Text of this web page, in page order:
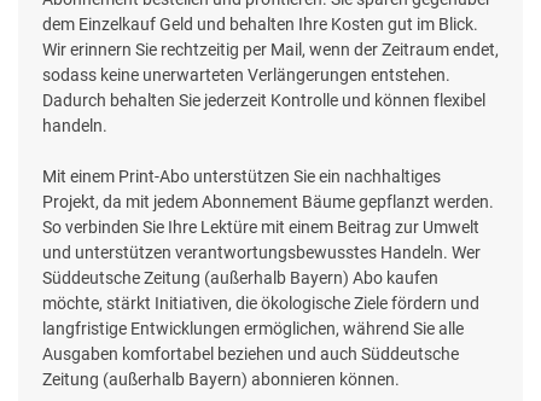
dem Einzelkauf Geld und behalten Ihre Kosten gut im Blick.
Wir erinnern Sie rechtzeitig per Mail, wenn der Zeitraum endet,
sodass keine unerwarteten Verlängerungen entstehen.
Dadurch behalten Sie jederzeit Kontrolle und können flexibel
handeln.
Mit einem Print-Abo unterstützen Sie ein nachhaltiges
Projekt, da mit jedem Abonnement Bäume gepflanzt werden.
So verbinden Sie Ihre Lektüre mit einem Beitrag zur Umwelt
und unterstützen verantwortungsbewusstes Handeln. Wer
Süddeutsche Zeitung (außerhalb Bayern) Abo kaufen
möchte, stärkt Initiativen, die ökologische Ziele fördern und
langfristige Entwicklungen ermöglichen, während Sie alle
Ausgaben komfortabel beziehen und auch Süddeutsche
Zeitung (außerhalb Bayern) abonnieren können.